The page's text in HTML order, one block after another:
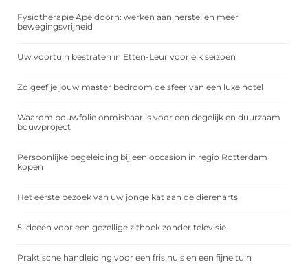
Fysiotherapie Apeldoorn: werken aan herstel en meer
bewegingsvrijheid
Uw voortuin bestraten in Etten-Leur voor elk seizoen
Zo geef je jouw master bedroom de sfeer van een luxe hotel
Waarom bouwfolie onmisbaar is voor een degelijk en duurzaam
bouwproject
Persoonlijke begeleiding bij een occasion in regio Rotterdam
kopen
Het eerste bezoek van uw jonge kat aan de dierenarts
5 ideeën voor een gezellige zithoek zonder televisie
Praktische handleiding voor een fris huis en een fijne tuin